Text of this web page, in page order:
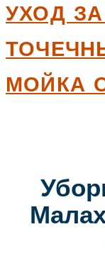
УХОД
МОЙКА